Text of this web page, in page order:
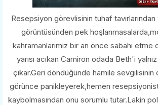
Resepsiyon görevlisinin tuhaf
görüntüsünden pek
kahramanlarımız bir an önce sabahı
yarısı acıkan Camiron odada Beth'i yalnız
çıkar.Geri döndüğünde hamile sevgilisinin
görünce panikleyerek,hemen
kaybolmasından onu sorumlu tutar.Lakin